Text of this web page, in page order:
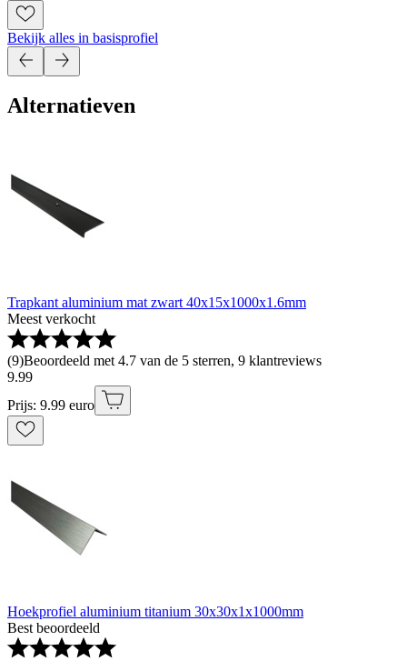
Bekijk alles in basisprofiel
Alternatieven
Trapkant aluminium mat zwart 40x15x1000x1.6mm
Meest verkocht
(9)Beoordeeld met 4.7 van de 5 sterren, 9 klantreviews
9.99
Prijs: 9.99 euro
Hoekprofiel aluminium titanium 30x30x1x1000mm
Best beoordeeld